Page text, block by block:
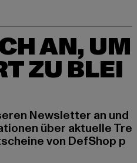
AN, UM
ZU BLEI
Newsletter an und
über aktuelle Tre
von DefShop p